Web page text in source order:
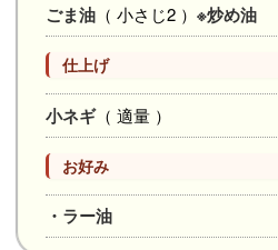
ごま油 （ 小さじ2 ）※炒め油
仕上げ
小ネギ（ 適量 ）
お好み
・ラー油